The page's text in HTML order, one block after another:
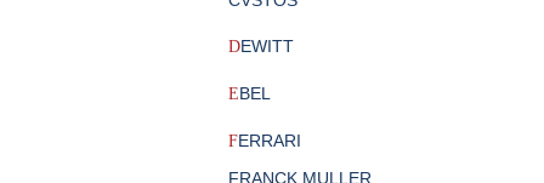
DEWITT
EBEL
FERRARI
FRANCK MULLER